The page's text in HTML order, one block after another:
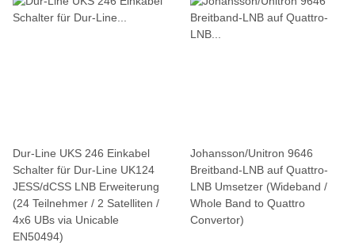
Dur-Line UKS 246 Einkabel
Schalter für Dur-Line UK124
JESS/dCSS LNB Erweiterung
(24 Teilnehmer / 2 Satelliten /
4x6 UBs via Unicable
EN50494)
Johansson/Unitron 9646
Breitband-LNB auf Quattro-
LNB Umsetzer (Wideband /
Whole Band to Quattro
Convertor)